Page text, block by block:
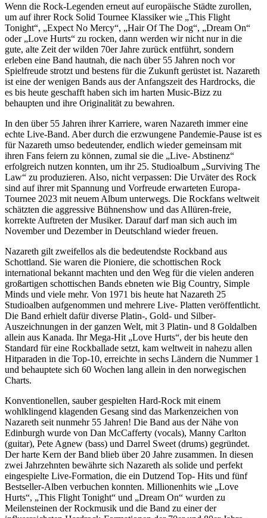
Wenn die Rock-Legenden erneut auf europäische Städte zurollen,
um auf ihrer Rock Solid Tournee Klassiker wie „This Flight
Tonight“, „Expect No Mercy“, „Hair Of The Dog“, „Dream On“
oder „Love Hurts“ zu rocken, dann werden wir nicht nur in die
gute, alte Zeit der wilden 70er Jahre zurück entführt, sondern
erleben eine Band hautnah, die nach über 55 Jahren noch vor
Spielfreude strotzt und bestens für die Zukunft gerüstet ist. Nazareth
ist eine der wenigen Bands aus der Anfangszeit des Hardrocks, die
es bis heute geschafft haben sich im harten Music-Bizz zu
behaupten und ihre Originalität zu bewahren.
In den über 55 Jahren ihrer Karriere, waren Nazareth immer eine
echte Live-Band. Aber durch die erzwungene Pandemie-Pause ist es
für Nazareth umso bedeutender, endlich wieder gemeinsam mit
ihren Fans feiern zu können, zumal sie die „Live- Abstinenz“
erfolgreich nutzen konnten, um ihr 25. Studioalbum „Surviving The
Law“ zu produzieren. Also, nicht verpassen: Die Urväter des Rock
sind auf ihrer mit Spannung und Vorfreude erwarteten Europa-
Tournee 2023 mit neuem Album unterwegs. Die Rockfans weltweit
schätzten die aggressive Bühnenshow und das Allüren-freie,
korrekte Auftreten der Musiker. Darauf darf man sich auch im
November und Dezember in Deutschland wieder freuen.
Nazareth gilt zweifellos als die bedeutendste Rockband aus
Schottland. Sie waren die Pioniere, die schottischen Rock
international bekannt machten und den Weg für die vielen anderen
großartigen schottischen Bands ebneten wie Big Country, Simple
Minds und viele mehr. Von 1971 bis heute hat Nazareth 25
Studioalben aufgenommen und mehrere Live- Platten veröffentlicht.
Die Band erhielt dafür diverse Platin-, Gold- und Silber-
Auszeichnungen in der ganzen Welt, mit 3 Platin- und 8 Goldalben
allein aus Kanada. Ihr Mega-Hit „Love Hurts“, der bis heute den
Standard für eine Rockballade setzt, kam weltweit in nahezu allen
Hitparaden in die Top-10, erreichte in sechs Ländern die Nummer 1
und behauptete sich 60 Wochen lang allein in den norwegischen
Charts.
Konventionellen, sauber gespielten Hard-Rock mit einem
wohlklingend klagenden Gesang sind das Markenzeichen von
Nazareth seit nunmehr 55 Jahren! Die Band aus der Nähe von
Edinburgh wurde von Dan McCafferty (vocals), Manny Carlton
(guitar), Pete Agnew (bass) und Darrel Sweet (drums) gegründet.
Der harte Kern der Band blieb über 20 Jahre zusammen. In diesen
zwei Jahrzehnten bewährte sich Nazareth als solide und perfekt
eingespielte Live-Formation, die ein Dutzend Top- Hits und fünf
Bestseller-Alben verbuchen konnten. Millionenhits wie „Love
Hurts“, „This Flight Tonight“ und „Dream On“ wurden zu
Meilensteinen der Rockmusik und die Band zu einer der